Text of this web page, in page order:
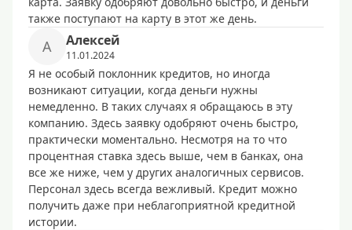
также поступают на карту в этот же день.
А Алексей
11.01.2024
Я не особый поклонник кредитов, но иногда
возникают ситуации, когда деньги нужны
немедленно. В таких случаях я обращаюсь в эту
компанию. Здесь заявку одобряют очень быстро,
практически моментально. Несмотря на то что
процентная ставка здесь выше, чем в банках, она
все же ниже, чем у других аналогичных сервисов.
Персонал здесь всегда вежливый. Кредит можно
получить даже при неблагоприятной кредитной
истории.